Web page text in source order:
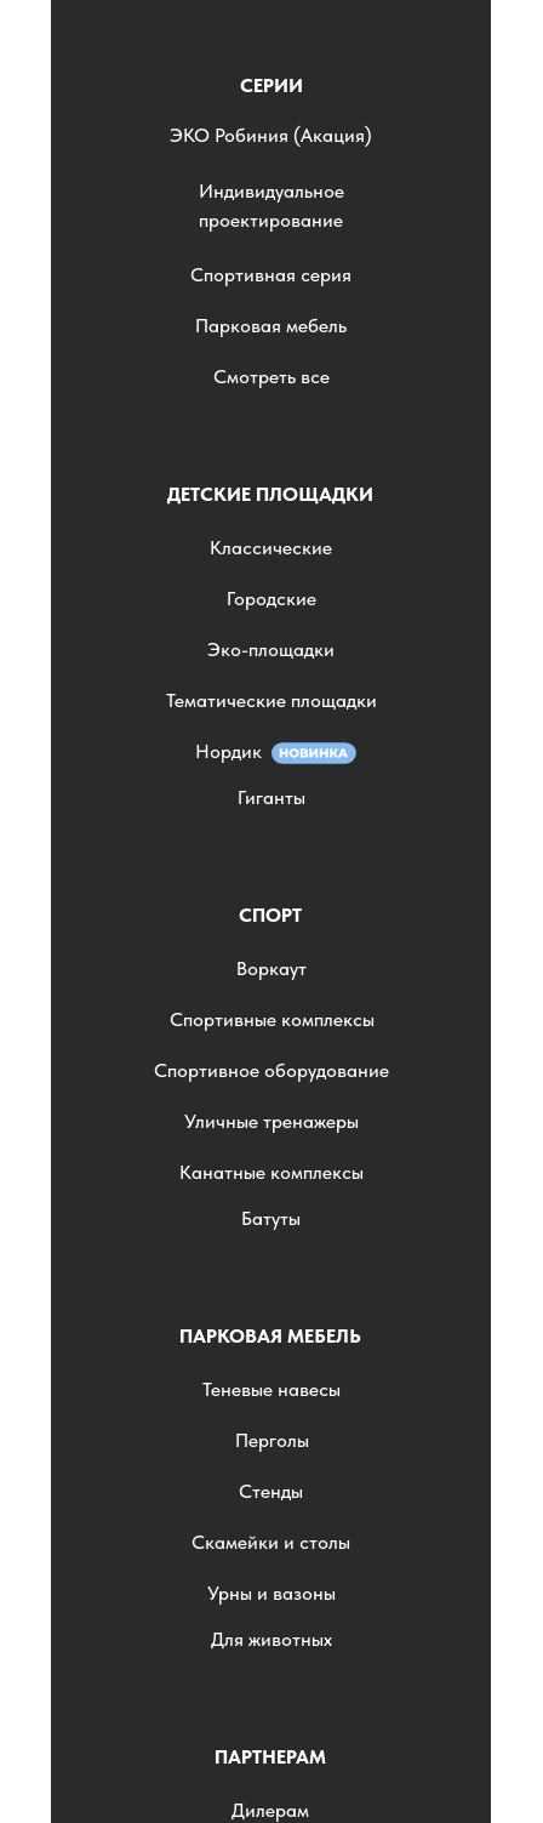
СЕРИИ
ЭKO Робиния (Акация)
Спортивная серия
Парковая мебель
Смотреть все
Индивидуальное
проектирование
ПАРТНЕРАМ
Дилерам
ДЕТСКИЕ ПЛОЩАДКИ
Классические
Городские
Эко-площадки
Тематические площадки
Нордик
Гиганты
СПОРТ
Воркаут
Спортивные комплексы
Спортивное оборудование
Уличные тренажеры
Канатные комплексы
Батуты
ПАРКОВАЯ МЕБЕЛЬ
Теневые навесы
Перголы
Стенды
Скамейки и столы
Урны и вазоны
Для животных